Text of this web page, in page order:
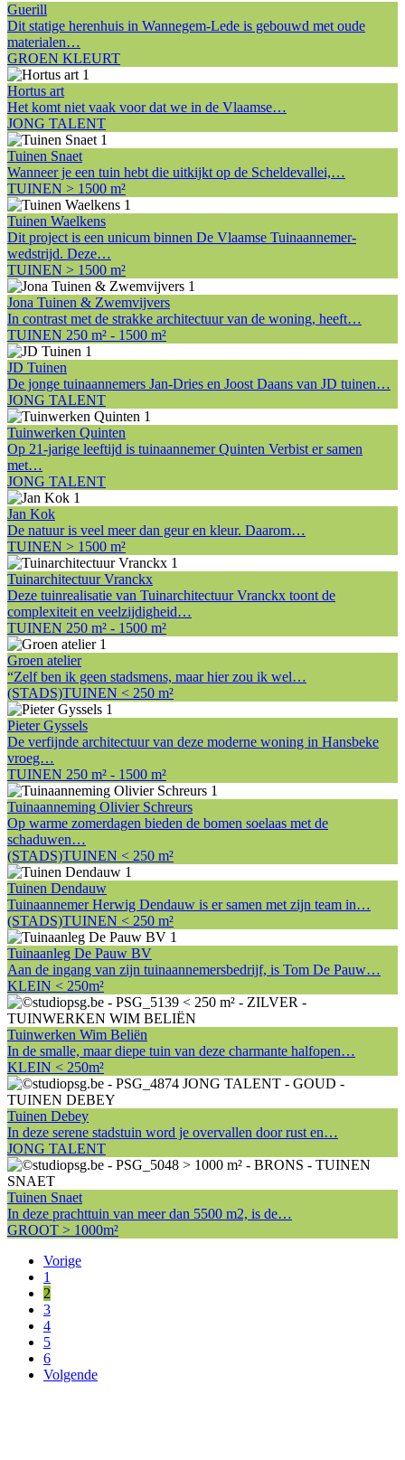
Guerill
Dit statige herenhuis in Wannegem-Lede is gebouwd met oude
materialen…
GROEN KLEURT
Hortus art
Het komt niet vaak voor dat we in de Vlaamse…
JONG TALENT
Tuinen Snaet
Wanneer je een tuin hebt die uitkijkt op de Scheldevallei,…
TUINEN > 1500 m²
Tuinen Waelkens
Dit project is een unicum binnen De Vlaamse Tuinaannemer-
wedstrijd. Deze…
TUINEN > 1500 m²
Jona Tuinen & Zwemvijvers
In contrast met de strakke architectuur van de woning, heeft…
TUINEN 250 m² - 1500 m²
JD Tuinen
De jonge tuinaannemers Jan-Dries en Joost Daans van JD tuinen…
JONG TALENT
Tuinwerken Quinten
Op 21-jarige leeftijd is tuinaannemer Quinten Verbist er samen
met…
JONG TALENT
Jan Kok
De natuur is veel meer dan geur en kleur. Daarom…
TUINEN > 1500 m²
Tuinarchitectuur Vranckx
Deze tuinrealisatie van Tuinarchitectuur Vranckx toont de
complexiteit en veelzijdigheid…
TUINEN 250 m² - 1500 m²
Groen atelier
“Zelf ben ik geen stadsmens, maar hier zou ik wel…
(STADS)TUINEN < 250 m²
Pieter Gyssels
De verfijnde architectuur van deze moderne woning in Hansbeke
vroeg…
TUINEN 250 m² - 1500 m²
Tuinaanneming Olivier Schreurs
Op warme zomerdagen bieden de bomen soelaas met de
schaduwen…
(STADS)TUINEN < 250 m²
Tuinen Dendauw
Tuinaannemer Herwig Dendauw is er samen met zijn team in…
(STADS)TUINEN < 250 m²
Tuinaanleg De Pauw BV
Aan de ingang van zijn tuinaannemersbedrijf, is Tom De Pauw…
KLEIN < 250m²
Tuinwerken Wim Beliën
In de smalle, maar diepe tuin van deze charmante halfopen…
KLEIN < 250m²
Tuinen Debey
In deze serene stadstuin word je overvallen door rust en…
JONG TALENT
Tuinen Snaet
In deze prachttuin van meer dan 5500 m2, is de…
GROOT > 1000m²
Vorige
1
2
3
4
5
6
Volgende